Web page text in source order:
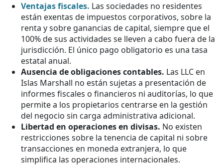
Ventajas fiscales. Las sociedades no residentes
están exentas de impuestos corporativos, sobre la
renta y sobre ganancias de capital, siempre que el
100% de sus actividades se lleven a cabo fuera de la
jurisdicción. El único pago obligatorio es una tasa
estatal anual.
Ausencia de obligaciones contables. Las LLC en
Islas Marshall no están sujetas a presentación de
informes fiscales o financieros ni auditorías, lo que
permite a los propietarios centrarse en la gestión
del negocio sin carga administrativa adicional.
Libertad en operaciones en divisas. No existen
restricciones sobre la tenencia de capital ni sobre
transacciones en moneda extranjera, lo que
simplifica las operaciones internacionales.